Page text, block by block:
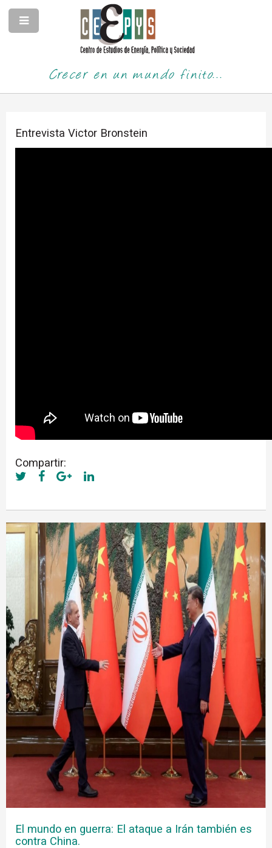
Crecer en un mundo finito...
Entrevista Victor Bronstein
Compartir:
El mundo en guerra: El ataque a Irán también es
contra China.